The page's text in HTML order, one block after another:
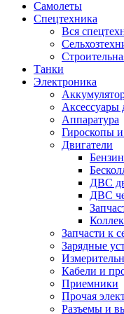
Самолеты
Спецтехника
Вся
Танки
Электроника
Аксессуары
Аппаратура
Гироскопы
Двигатели
ДВС
ДВС
Запчасти к
Зарядные
Кабели и
Приемники
Прочая
Разъемы и